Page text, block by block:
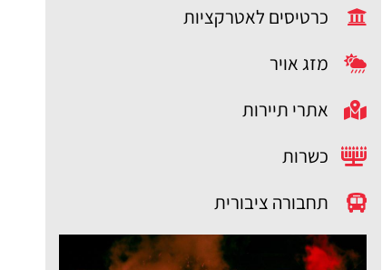
כרטיסים לאטרקציות
מזג אויר
אתרי תיירות
כשרות
תחבורה ציבורית